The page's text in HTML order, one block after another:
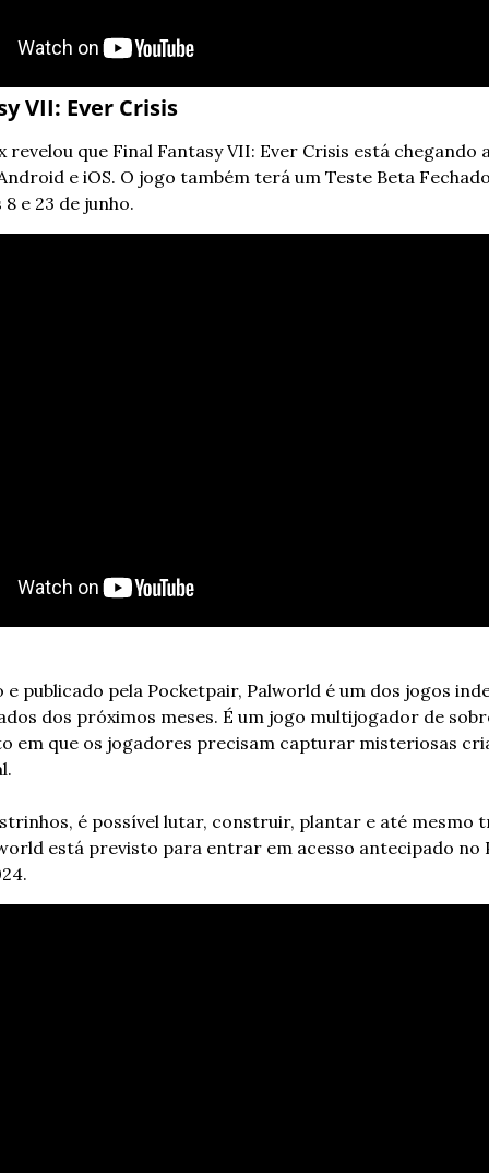
VII: Ever Crisis
revelou que Final Fantasy VII: Ever Crisis está chegando
e iOS. O jogo também terá um Teste Beta
e 23 de junho.
e publicado pela Pocketpair, Palworld é um dos jogos
dos próximos meses. É um jogo multijogador de
em que os jogadores precisam capturar misteriosas
é possível lutar, construir, plantar e até mesmo
está previsto para entrar em acesso antecipado no